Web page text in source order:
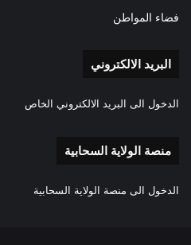
فضاء المواطن
البريد الالكتروني
الدخول الى البريد الالكتروني الخاص
منصة الولاية السحابية
الدخول الى منصة الولاية السحابية